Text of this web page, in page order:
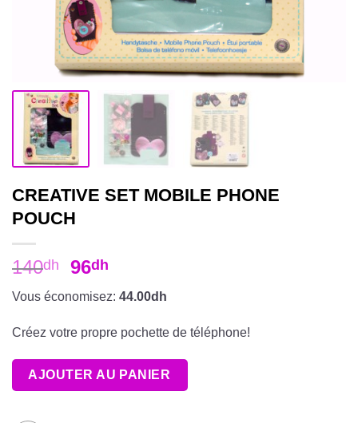
CREATIVE SET MOBILE PHONE
POUCH
140dh 96dh
Vous économisez: 44.00dh
Créez votre propre pochette de téléphone!
AJOUTER AU PANIER